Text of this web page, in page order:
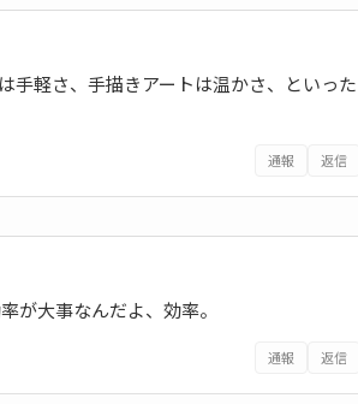
手軽さ、手描きアートは温かさ、といった
通報 返信
が大事なんだよ、効率。
通報 返信